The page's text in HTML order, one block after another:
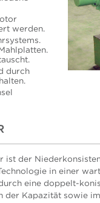
werden.
durch
ist der
in einer
eine doppelt-
der Kapazität sowie